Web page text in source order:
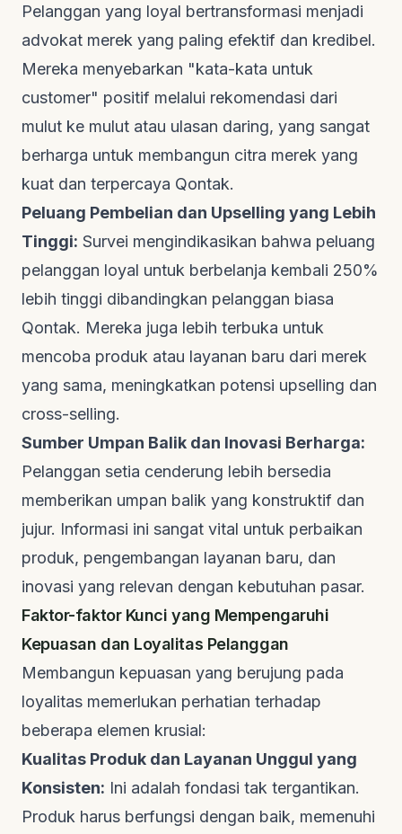
Pelanggan yang loyal bertransformasi menjadi
advokat merek yang paling efektif dan kredibel.
Mereka menyebarkan "kata-kata untuk
customer" positif melalui rekomendasi dari
mulut ke mulut atau ulasan daring, yang sangat
berharga untuk membangun citra merek yang
kuat dan terpercaya Qontak.
Peluang Pembelian dan Upselling yang Lebih
Tinggi: Survei mengindikasikan bahwa peluang
pelanggan loyal untuk berbelanja kembali 250%
lebih tinggi dibandingkan pelanggan biasa
Qontak. Mereka juga lebih terbuka untuk
mencoba produk atau layanan baru dari merek
yang sama, meningkatkan potensi upselling dan
cross-selling.
Sumber Umpan Balik dan Inovasi Berharga:
Pelanggan setia cenderung lebih bersedia
memberikan umpan balik yang konstruktif dan
jujur. Informasi ini sangat vital untuk perbaikan
produk, pengembangan layanan baru, dan
inovasi yang relevan dengan kebutuhan pasar.
Faktor-faktor Kunci yang Mempengaruhi
Kepuasan dan Loyalitas Pelanggan
Membangun kepuasan yang berujung pada
loyalitas memerlukan perhatian terhadap
beberapa elemen krusial:
Kualitas Produk dan Layanan Unggul yang
Konsisten: Ini adalah fondasi tak tergantikan.
Produk harus berfungsi dengan baik, memenuhi